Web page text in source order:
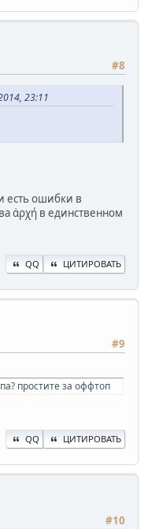
#8
23:11
есть ошибки в
ἀρχή в единственном
QQ ЦИТИРОВАТЬ
#9
простите за оффтоп
QQ ЦИТИРОВАТЬ
#10